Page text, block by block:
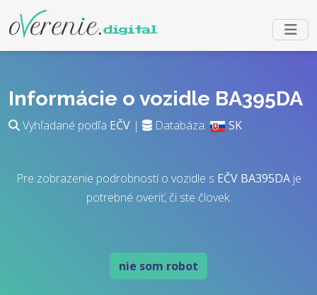
Informácie o vozidle BA395DA
Vyhľadané podľa EČV | Databáza: SK
Pre zobrazenie podrobností o vozidle s EČV BA395DAje
potrebné overiť, či ste človek.
nie som robot